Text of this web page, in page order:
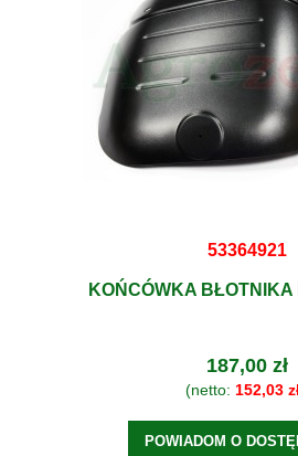
53364921
KOŃCÓWKA BŁOTNIKA
187,00 zł
(netto: 152,03
POWIADOM O